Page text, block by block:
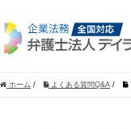
ホーム / よくある質問Q&A /